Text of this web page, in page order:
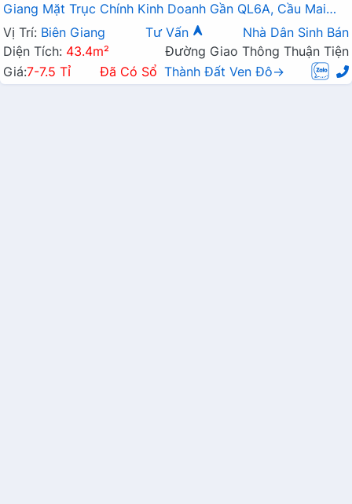
Giang Mặt Trục Chính Kinh Doanh Gần QL6A, Cầu Mai
Lĩnh Đang Mở Rộng
Vị Trí: Biên Giang Tư Vấn
Nhà Dân Sinh Bán
Diện Tích: 43.4m²
Đường Giao Thông Thuận Tiện
Giá:7-7.5 Tỉ Đã Có Sổ Thành Đất Ven Đô→